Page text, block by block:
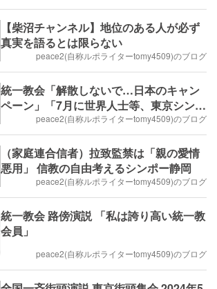
【柴沼チャンネル】地位のある人が必ず
真実を語るとは限らない
peace2(自称ルポライターtomy4509)のブログ
統一教会「解散しないで…日本のキャン
ペーン」「7月に世界人士等、東京シンポ
ジウム」peace2(自称ルポライターtomy4509)のブログ
（家庭連合信者）拉致監禁は「親の愛情
悪用」 信教の自由考えるシンポー静岡
peace2(自称ルポライターtomy4509)のブログ
統一教会 路傍演説 「私は誇り高い統一教
会員」
peace2(自称ルポライターtomy4509)のブログ